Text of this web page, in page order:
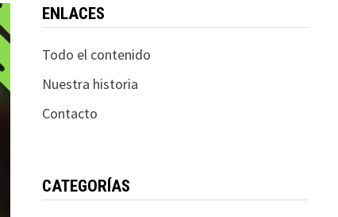
ENLACES
Todo el contenido
Nuestra historia
Contacto
CATEGORÍAS